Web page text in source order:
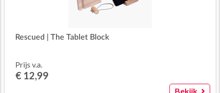
Rescued | The Tablet Block
Prijs v.a.
€ 12,99
Bekijk